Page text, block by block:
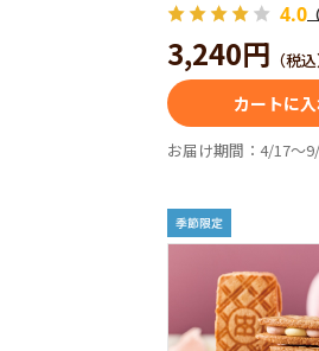
4.0
3,240円 （税
カートに
お届け期間：4/17～